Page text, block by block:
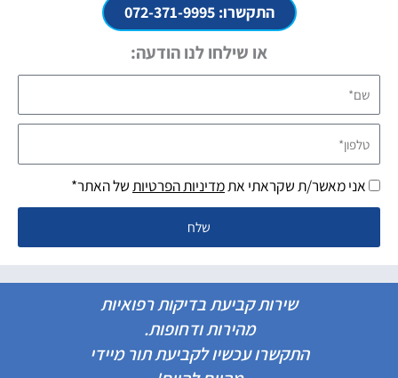
התקשרו: 072-371-9995
או שילחו לנו הודעה:
טלפון*
אני מאשר/ת שקראתי אתמדיניות הפרטיותשל האתר*
שלח
שירות קביעת בדיקות רפואיות
מהירות ודחופות.
התקשרו עכשיו לקביעת תור מיידי